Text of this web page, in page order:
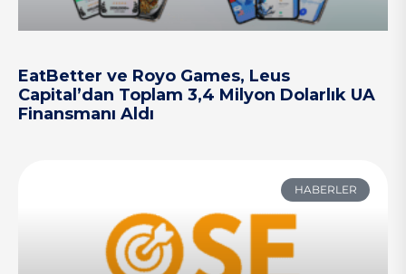
EatBetter ve Royo Games, Leus
Capital’dan Toplam 3,4 Milyon Dolarlık UA
Finansmanı Aldı
HABERLER